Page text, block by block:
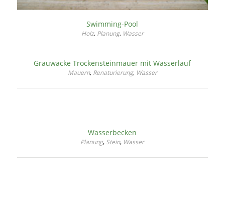
Swimming-Pool
Holz, Planung, Wasser
Grauwacke Trockensteinmauer mit Wasserlauf
Mauern, Renaturierung, Wasser
Wasserbecken
Planung, Stein, Wasser